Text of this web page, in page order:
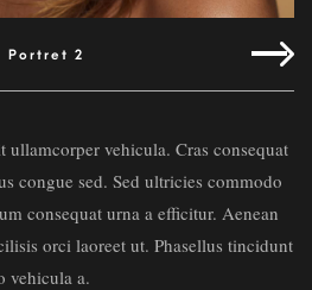
Portret 2
ullamcorper vehicula. Cras consequat
congue sed. Sed ultricies commodo
consequat urna a efficitur. Aenean
orci laoreet ut. Phasellus tincidunt
vehicula a.